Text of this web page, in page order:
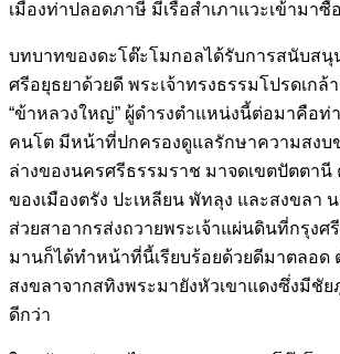
เมืองท่าปลอดภาษี มีเรือสำเภาแวะเข้ามาซื้อ
บทบาทของดะโต๊ะโมกอลได้รับการสนับสนุ
ศรีอยุธยาด้วยดี พระเจ้าทรงธรรมโปรดเกล้
“ข้าหลวงใหญ่” ผู้ดำรงตำแหน่งนี้ต่อมาคือท่
คนโต มีหน้าที่ปกครองดูแลรักษาความสง
ล่างของนครศรีธรรมราช มาจดเขตปัตตานี
ของเมืองตรัง ปะเหลียน พัทลุง และสงขลา
ส่วยสาอากรส่งถวายพระเจ้าแผ่นดินที่กรุงศ
มานก็ได้ทำหน้าที่นี้เรียบร้อยด้วยดีมาตลอด
สงขลาจากสทิงพระมายังหัวเขาแดงซึ่งมีชั
ดีกว่า